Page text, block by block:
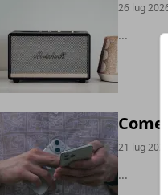
26 lug
...
21 lug 2026
...